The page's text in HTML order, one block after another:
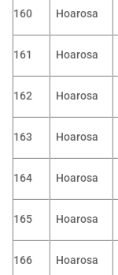
160 Hoarosa
161 Hoarosa
162 Hoarosa
163 Hoarosa
164 Hoarosa
165 Hoarosa
166 Hoarosa